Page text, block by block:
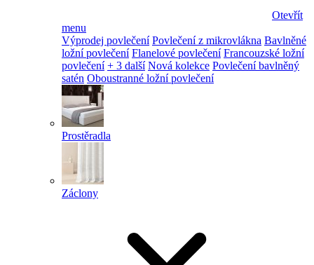
Otevřít
menu
Výprodej povlečení Povlečení z mikrovlákna Bavlněné
ložní povlečení Flanelové povlečení Francouzské ložní
povlečení + 3 další Nová kolekce Povlečení bavlněný
satén Oboustranné ložní povlečení
Prostěradla
Záclony